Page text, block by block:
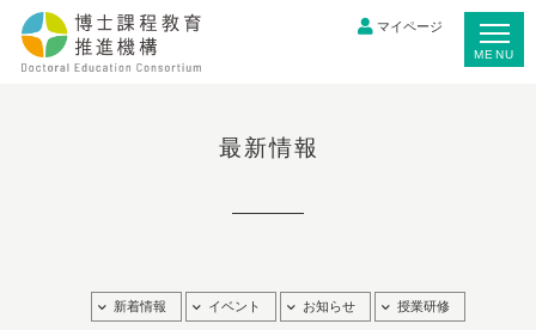
マイページ
最新情報
新着情報 イベント お知らせ 授業研修
MENU